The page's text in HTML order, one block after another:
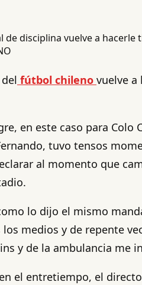
fútbol chileno vuelve a
en este caso para Colo
tuvo tensos
al momento que
lo dijo el mismo
medios y de repente
y de la ambulancia
el entretiempo, el